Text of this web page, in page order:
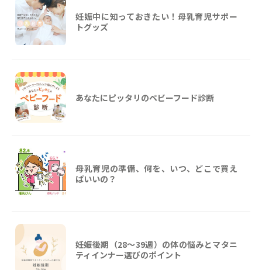
妊娠中に知っておきたい！母乳育児サポー
トグッズ
あなたにピッタリのベビーフード診断
母乳育児の準備、何を、いつ、どこで買え
ばいいの？
妊娠後期（28〜39週）の体の悩みとマタニ
ティインナー選びのポイント